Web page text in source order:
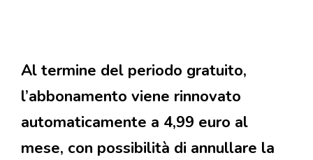
Al termine del periodo gratuito,
l’abbonamento viene rinnovato
automaticamente a 4,99 euro al
mese, con possibilità di annullare la